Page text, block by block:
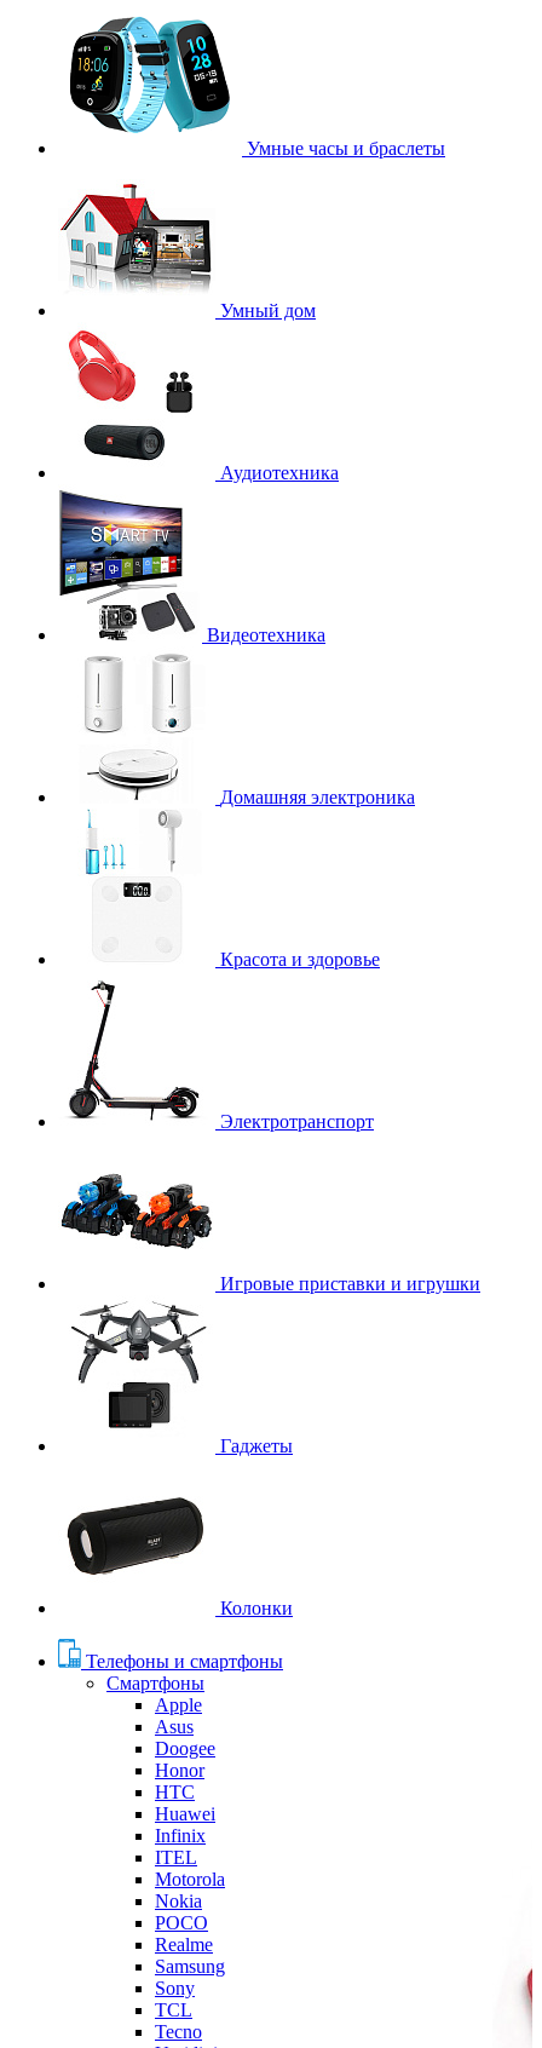
Умные часы и браслеты
Умный дом
Аудиотехника
Видеотехника
Домашняя электроника
Красота и здоровье
Электротранспорт
Игровые приставки и игрушки
Гаджеты
Колонки
Телефоны и смартфоны
Смартфоны
Apple
Asus
Doogee
Honor
HTC
Huawei
Infinix
ITEL
Motorola
Nokia
POCO
Realme
Samsung
Sony
TCL
Tecno